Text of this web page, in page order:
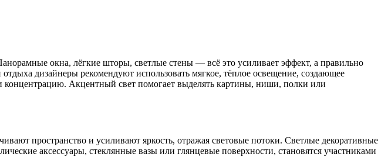
окна, лёгкие шторы, светлые стены — всё это усиливает эффект, а правильно
дизайнеры рекомендуют использовать мягкое, тёплое освещение, создающее
Акцентный свет помогает выделять картины, ниши, полки или
пространство и усиливают яркость, отражая световые потоки. Светлые декоративные
аксессуары, стеклянные вазы или глянцевые поверхности, становятся участниками